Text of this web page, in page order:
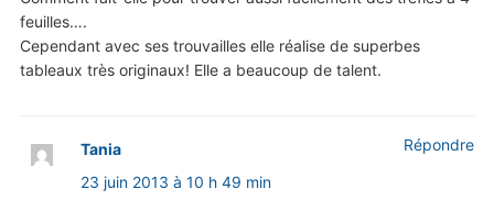
feuilles….
Cependant avec ses trouvailles elle réalise de superbes
tableaux très originaux! Elle a beaucoup de talent.
Tania
23 juin 2013 à 10 h 49 min
Répondre